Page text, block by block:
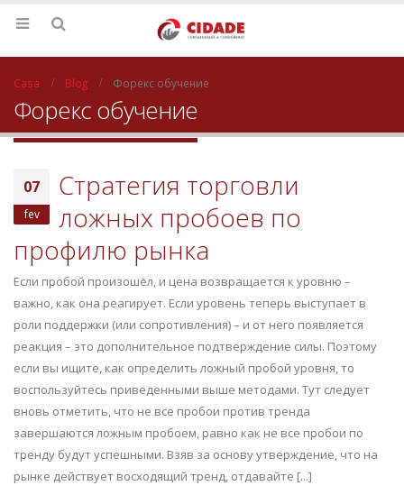
Casa Blog Форекс обучение
Форекс обучение
07
fev
Стратегия торговли
ложных пробоев по
профилю рынка
Если пробой произошёл, и цена возвращается к уровню –
важно, как она реагирует. Если уровень теперь выступает в
роли поддержки (или сопротивления) – и от него появляется
реакция – это дополнительное подтверждение силы. Поэтому
если вы ищите, как определить ложный пробой уровня, то
воспользуйтесь приведенными выше методами. Тут следует
вновь отметить, что не все пробои против тренда
завершаются ложным пробоем, равно как не все пробои по
тренду будут успешными. Взяв за основу утверждение, что на
рынке действует восходящий тренд, отдавайте [...]